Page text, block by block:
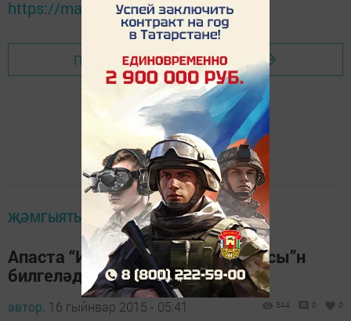
https://max.ru/tatmedia
Перейти на страницу новости
ҖӘМГЫЯТЬ ҺӘМ БЕЗ
Апаста “Иң яхшы Яңа ел чыршысы”н
билгеләделәр
автор, 16 гыйнвар 2015 - 05:41 544 0 0